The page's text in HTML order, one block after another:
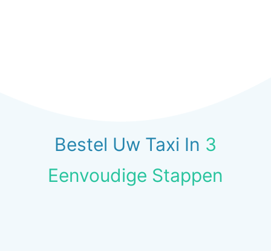
Bestel Uw Taxi In 3
Eenvoudige Stappen